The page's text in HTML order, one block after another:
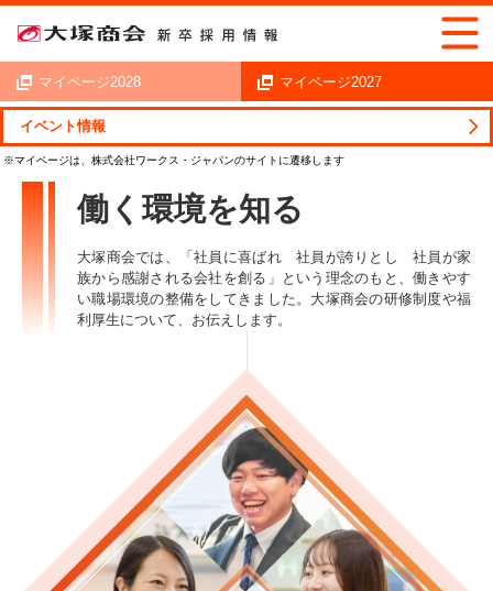
マイページ2028 マイページ2027
イベント情報
働く環境を知る
大塚商会では、「社員に喜ばれ 社員が誇りとし 社員が家
族から感謝される会社を創る」という理念のもと、働きやす
い職場環境の整備をしてきました。大塚商会の研修制度や福
利厚生について、お伝えします。